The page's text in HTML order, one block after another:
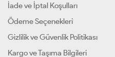
İade ve İptal Koşulları
Ödeme Seçenekleri
Gizlilik ve Güvenlik Politikası
Kargo ve Taşıma Bilgileri